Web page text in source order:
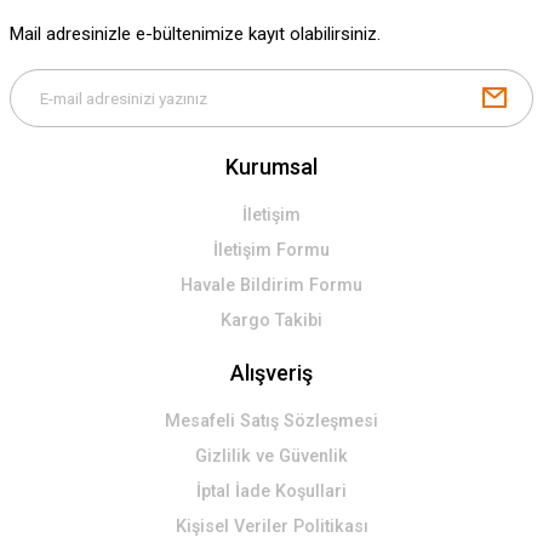
Gönder
Mail adresinizle e-bültenimize kayıt olabilirsiniz.
Kurumsal
İletişim
İletişim Formu
Havale Bildirim Formu
Kargo Takibi
Alışveriş
Mesafeli Satış Sözleşmesi
Gizlilik ve Güvenlik
İptal İade Koşullari
Kişisel Veriler Politikası